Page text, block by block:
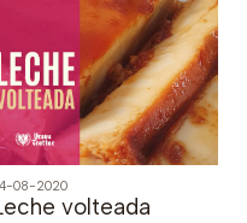
08-2020
volteada